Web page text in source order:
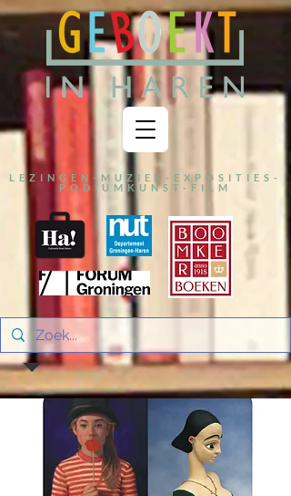
LEZINGEN-MUZIEK-EXPOSITIES-
PODIUMKUNST-FILM